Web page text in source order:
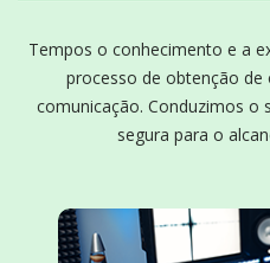
Tempos o conhecimento e a
processo de obtenção
comunicação. Conduzimos o
segura para o